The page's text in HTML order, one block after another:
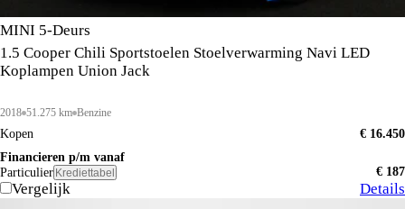
MINI 5-Deurs
1.5 Cooper Chili Sportstoelen Stoelverwarming Navi LED
Koplampen Union Jack
2018 51.275 km Benzine
Kopen
€ 16.450
Financieren p/m vanaf
Particulier Krediettabel € 187
Vergelijk Details